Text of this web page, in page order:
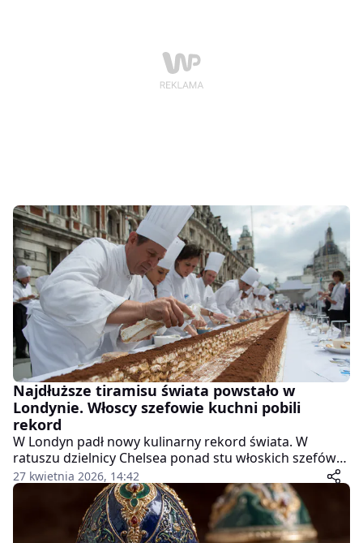
Najdłuższe tiramisu świata powstało w
Londynie. Włoscy szefowie kuchni pobili
rekord
W Londyn padł nowy kulinarny rekord świata. W
ratuszu dzielnicy Chelsea ponad stu włoskich szefów
kuchni stworzyło gigantyczne tiramisu, które przeszło
do historii jako najdłuższy deser tego typu.
27 kwietnia 2026, 14:42